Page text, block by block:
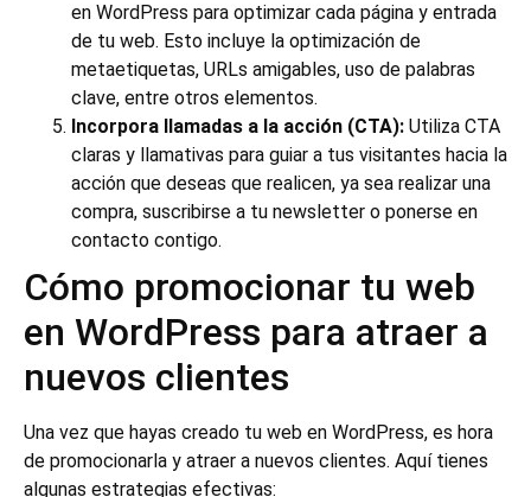
en WordPress para optimizar cada página y entrada
de tu web. Esto incluye la optimización de
metaetiquetas, URLs amigables, uso de palabras
clave, entre otros elementos.
Incorpora llamadas a la acción (CTA): Utiliza CTA
claras y llamativas para guiar a tus visitantes hacia la
acción que deseas que realicen, ya sea realizar una
compra, suscribirse a tu newsletter o ponerse en
contacto contigo.
Cómo promocionar tu web
en WordPress para atraer a
nuevos clientes
Una vez que hayas creado tu web en WordPress, es hora
de promocionarla y atraer a nuevos clientes. Aquí tienes
algunas estrategias efectivas: